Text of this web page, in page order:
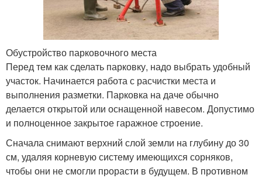
Обустройство парковочного места
Перед тем как сделать парковку, надо выбрать удобный
участок. Начинается работа с расчистки места и
выполнения разметки. Парковка на даче обычно
делается открытой или оснащенной навесом. Допустимо
и полноценное закрытое гаражное строение.
Сначала снимают верхний слой земли на глубину до 30
см, удаляя корневую систему имеющихся сорняков,
чтобы они не смогли прорасти в будущем. В противном